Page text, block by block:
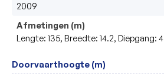
2009
Afmetingen (m)
Lengte: 135, Breedte: 14.2, Diepgang: 4
Doorvaarthoogte (m)